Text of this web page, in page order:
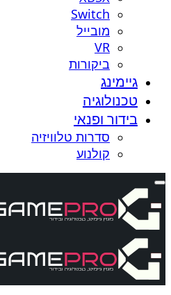
Switch
מובייל
VR
ביקורות
גיימינג
טכנולוגיה
בידור ופנאי
סדרות טלוויזיה
קולנוע